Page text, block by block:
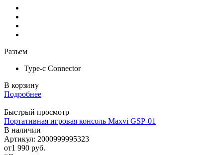
Разъем
Type-c Connector
В корзину
Подробнее
Быстрый просмотр
Портативная игровая консоль Maxvi GSP-01
В наличии
Артикул: 2000999995323
от1 990 руб.